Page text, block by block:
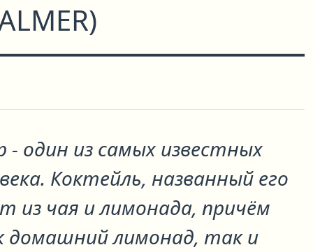
)
- один из самых известных
Коктейль, названный его
из чая и лимонада, причём
домашний лимонад, так и